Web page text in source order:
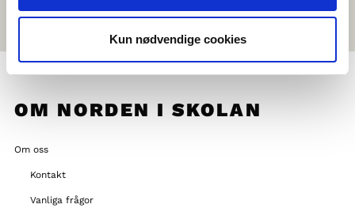
Kun nødvendige cookies
OM NORDEN I SKOLAN
Om oss
Kontakt
Vanliga frågor